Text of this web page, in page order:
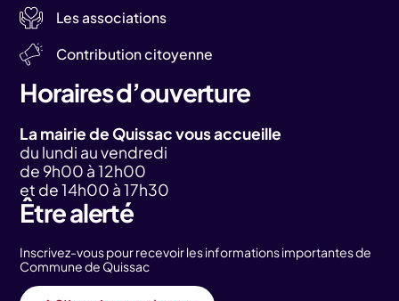
Les associations
Contribution citoyenne
Horaires d’ouverture
La mairie de Quissac vous accueille
du lundi au vendredi
de 9h00 à 12h00
et de 14h00 à 17h30
Être alerté
Inscrivez-vous pour recevoir les informations importantes de
Commune de Quissac